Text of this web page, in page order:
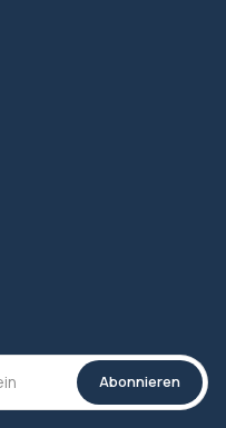
Abonnieren